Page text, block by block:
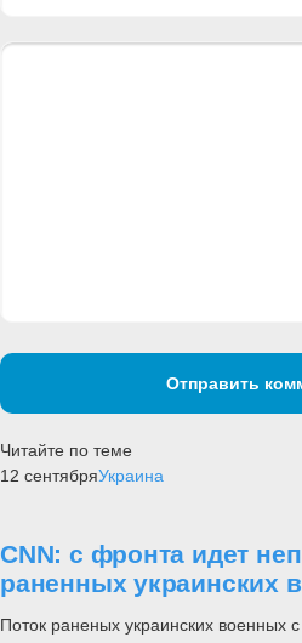
Отправить
Читайте по теме
12 сентябряУкраина
CNN: с фронта идет
раненных украинских
Поток раненых украинских военных